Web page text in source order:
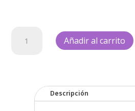
28,95 €
Reversible
Añadir al carrito
Descripción